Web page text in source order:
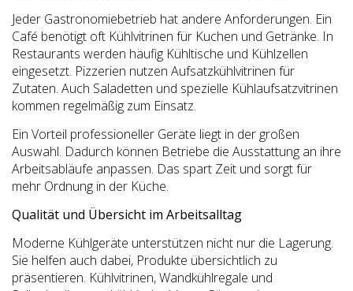
Jeder Gastronomiebetrieb hat andere Anforderungen. Ein
Café benötigt oft Kühlvitrinen für Kuchen und Getränke. In
Restaurants werden häufig Kühltische und Kühlzellen
eingesetzt. Pizzerien nutzen Aufsatzkühlvitrinen für
Zutaten. Auch Saladetten und spezielle Kühlaufsatzvitrinen
kommen regelmäßig zum Einsatz.
Ein Vorteil professioneller Geräte liegt in der großen
Auswahl. Dadurch können Betriebe die Ausstattung an ihre
Arbeitsabläufe anpassen. Das spart Zeit und sorgt für
mehr Ordnung in der Küche.
Qualität und Übersicht im Arbeitsalltag
Moderne Kühlgeräte unterstützen nicht nur die Lagerung.
Sie helfen auch dabei, Produkte übersichtlich zu
präsentieren. Kühlvitrinen, Wandkühlregale und